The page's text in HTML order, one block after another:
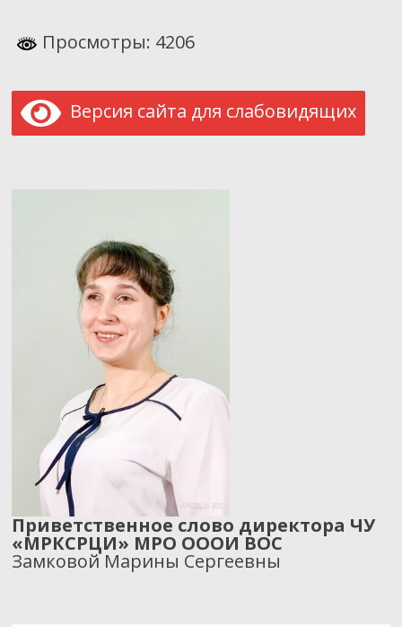
Просмотры: 4206
Версия сайта для слабовидящих
Приветственное слово директора ЧУ
«МРКСРЦИ» МРО ОООИ ВОС
Замковой Марины Сергеевны